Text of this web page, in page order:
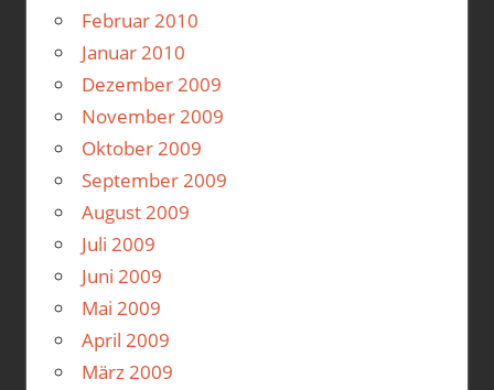
Februar 2010
Januar 2010
Dezember 2009
November 2009
Oktober 2009
September 2009
August 2009
Juli 2009
Juni 2009
Mai 2009
April 2009
März 2009